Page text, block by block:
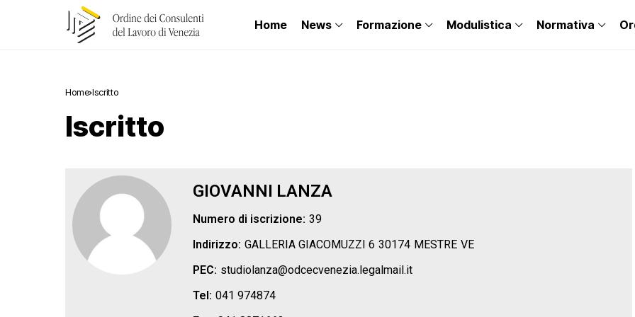
Home News Formazione Modulistica Normativa
Home Iscritto
Iscritto
GIOVANNI LANZA
Numero di iscrizione: 39
Indirizzo: GALLERIA GIACOMUZZI 6 30174 MESTRE VE
PEC: studiolanza@odcecvenezia.legalmail.it
Tel: 041 974874